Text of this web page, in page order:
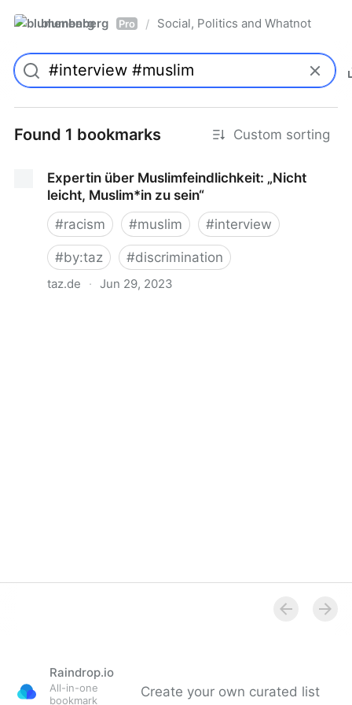
blumenberg Pro / Social, Politics and Whatnot
Found 1 bookmarks Custom sorting
Expertin über Muslimfeindlichkeit: „Nicht
leicht, Mus­li­m*in zu sein“
#racism #muslim #interview
#by:taz #discrimination
taz.de · Jun 29, 2023
Raindrop.io
All-in-one
bookmark
Create your own curated list